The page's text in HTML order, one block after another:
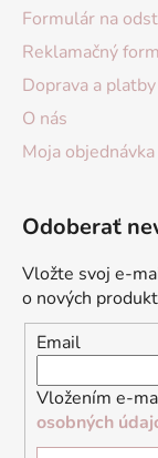
Formulár na
Reklamačný
Doprava a platby
O nás
Moja objednávka
Odoberať
Vložte svoj e-
o nových
Email
Vložením e-
osobných